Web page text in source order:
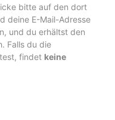
bitte auf den dort
deine E-Mail-Adresse
und du erhältst den
Falls du die
findet keine